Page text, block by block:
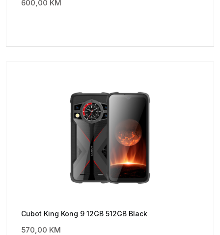
600,00 KM
Cubot King Kong 9 12GB 512GB Black
570,00 KM